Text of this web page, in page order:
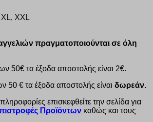
XXL
πραγματοποιούνται σε όλη
50€ τα έξοδα αποστολής είναι 2€.
50 € τα έξοδα αποστολής είναι δωρεάν.
επισκεφθείτε την σελίδα για
Προϊόντων καθώς και τους